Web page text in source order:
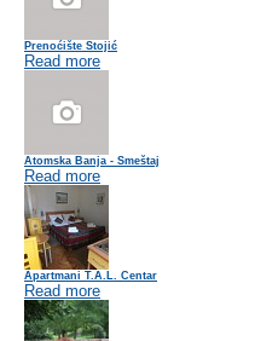
Prenoćište Stojić
Read more
Atomska Banja - Smeštaj
Read more
Apartmani T.A.L. Centar
Read more